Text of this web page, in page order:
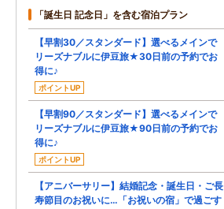
「誕生日 記念日」を含む宿泊プラン
【早割30／スタンダード】選べるメインで
リーズナブルに伊豆旅★30日前の予約でお
得に♪
ポイントUP
【早割90／スタンダード】選べるメインで
リーズナブルに伊豆旅★90日前の予約でお
得に♪
ポイントUP
【アニバーサリー】結婚記念・誕生日・ご長
寿節目のお祝いに…「お祝いの宿」で過ごす